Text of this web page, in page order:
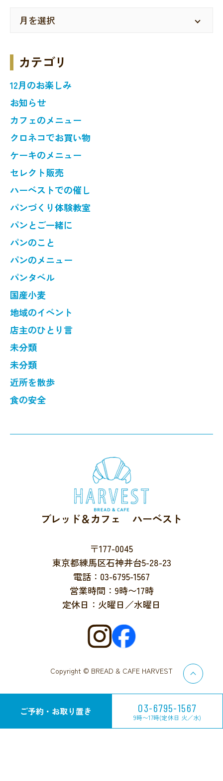
ご予約・お取り置き 03-6795-1567
9時〜17時(定休日 火／水)
カテゴリ
12月のお楽しみ
お知らせ
カフェのメニュー
クロネコでお買い物
ケーキのメニュー
セレクト販売
ハーベストでの催し
パンづくり体験教室
パンとご一緒に
パンのこと
パンのメニュー
パンタベル
国産小麦
地域のイベント
店主のひとり言
未分類
未分類
近所を散歩
食の安全
ブレッド＆カフェ ハーベスト
〒177-0045
東京都練馬区石神井台5-28-23
電話：03-6795-1567
営業時間：9時〜17時
定休日：火曜日／水曜日
Copyright © BREAD & CAFE HARVEST